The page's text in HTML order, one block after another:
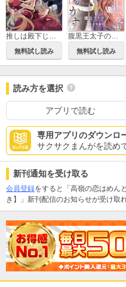
推しは殿下じゃございません…!!～悪役令嬢、甘攻め溺愛ルートに突入しました!?～
無料試し読み
腹黒王太子の偏愛は公爵令嬢の運命を激しく蕩かす【合冊版】【書き下ろし特典付き】
無料試し読み
読み方を選択
アプリで読む
専用アプリのダウンロ
サクサクまんがを読め
新刊通知を受け取る
会員登録をすると「高嶺の恋はめん
き】」新刊配信のお知らせが受け取